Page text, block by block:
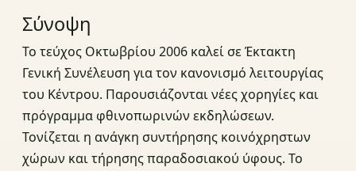
Σύνοψη
Το τεύχος Οκτωβρίου 2006 καλεί σε Έκτακτη
Γενική Συνέλευση για τον κανονισμό λειτουργίας
του Κέντρου. Παρουσιάζονται νέες χορηγίες και
πρόγραμμα φθινοπωρινών εκδηλώσεων.
Τονίζεται η ανάγκη συντήρησης κοινόχρηστων
χώρων και τήρησης παραδοσιακού ύφους. Το